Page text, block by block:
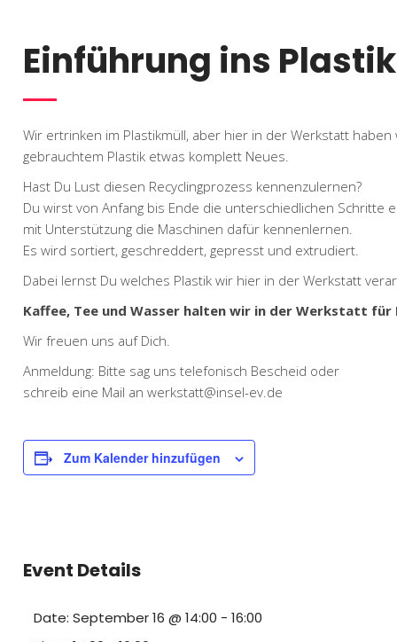
Einführung ins
Wir ertrinken im Plastikmüll, aber hier in der Werkstatt
gebrauchtem Plastik etwas komplett Neues.
Hast Du Lust diesen Recyclingprozess kennenzulernen?
Du wirst von Anfang bis Ende die unterschiedlichen Schritte
mit Unterstützung die Maschinen dafür kennenlernen.
Es wird sortiert, geschreddert, gepresst und extrudiert.
Dabei lernst Du welches Plastik wir hier in der Werkstatt
Kaffee, Tee und Wasser halten wir in der Werkstatt für
Wir freuen uns auf Dich.
Anmeldung: Bitte sag uns telefonisch Bescheid oder
schreib eine Mail an werkstatt@insel-ev.de
Zum Kalender hinzufügen
Event Details
Date: September 16 @ 14:00 - 16:00